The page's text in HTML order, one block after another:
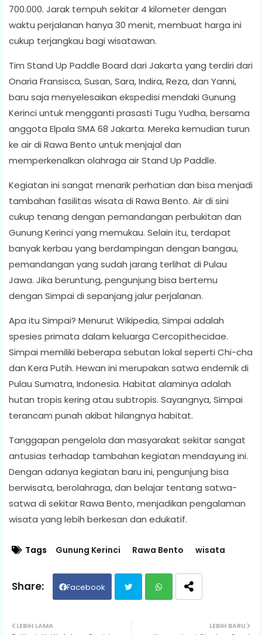
700.000. Jarak tempuh sekitar 4 kilometer dengan
waktu perjalanan hanya 30 menit, membuat harga ini
cukup terjangkau bagi wisatawan.
Tim Stand Up Paddle Board dari Jakarta yang terdiri dari
Onaria Fransisca, Susan, Sara, Indira, Reza, dan Yanni,
baru saja menyelesaikan ekspedisi mendaki Gunung
Kerinci untuk mengganti prasasti Tugu Yudha, bersama
anggota Elpala SMA 68 Jakarta. Mereka kemudian turun
ke air di Rawa Bento untuk menjajal dan
memperkenalkan olahraga air Stand Up Paddle.
Kegiatan ini sangat menarik perhatian dan bisa menjadi
tambahan fasilitas wisata di Rawa Bento. Air di sini
cukup tenang dengan pemandangan perbukitan dan
Gunung Kerinci yang memukau. Selain itu, terdapat
banyak kerbau yang berdampingan dengan bangau,
pemandangan yang sudah jarang terlihat di Pulau
Jawa. Jika beruntung, pengunjung bisa bertemu
dengan Simpai di sepanjang jalur perjalanan.
Apa itu Simpai? Menurut Wikipedia, Simpai adalah
spesies primata dalam keluarga Cercopithecidae.
Simpai memiliki beberapa sebutan lokal seperti Chi-cha
dan Kera Putih. Hewan ini merupakan satwa endemik di
Pulau Sumatra, Indonesia. Habitat alaminya adalah
hutan tropis kering atau subtropis. Sayangnya, Simpai
terancam punah akibat hilangnya habitat.
Tanggapan pengelola dan masyarakat sekitar sangat
antusias terhadap tambahan kegiatan mendayung ini.
Dengan adanya kegiatan baru ini, pengunjung bisa
berwisata, berolahraga, dan belajar tentang satwa-
satwa di sekitar Rawa Bento, menjadikan pengalaman
wisata yang lebih berkesan dan edukatif.
Tags Gunung Kerinci Rawa Bento wisata
Facebook
LEBIH BARU
LEBIH LAMA